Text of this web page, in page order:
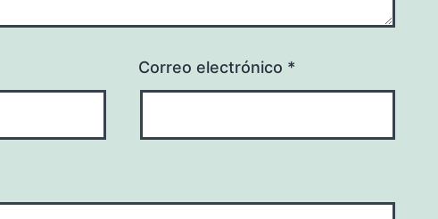
Correo electrónico *